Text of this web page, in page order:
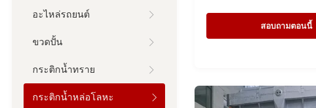
อะไหล่รถยนต์
ขวดปั้น
กระติกน้ำทราย
กระติกน้ำหล่อโลหะ
สอบถามตอนนี้